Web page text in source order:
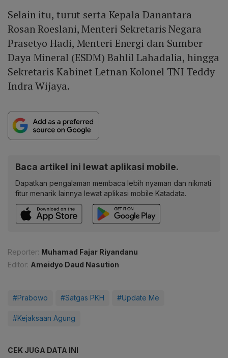
Selain itu, turut serta Kepala Danantara
Rosan Roeslani, Menteri Sekretaris Negara
Prasetyo Hadi, Menteri Energi dan Sumber
Daya Mineral (ESDM) Bahlil Lahadalia, hingga
Sekretaris Kabinet Letnan Kolonel TNI Teddy
Indra Wijaya.
Baca artikel ini lewat aplikasi mobile.
Dapatkan pengalaman membaca lebih nyaman dan nikmati
fitur menarik lainnya lewat aplikasi mobile Katadata.
Reporter: Muhamad Fajar Riyandanu
Editor: Ameidyo Daud Nasution
#Prabowo #Satgas PKH #Update Me
#Kejaksaan Agung
CEK JUGA DATA INI